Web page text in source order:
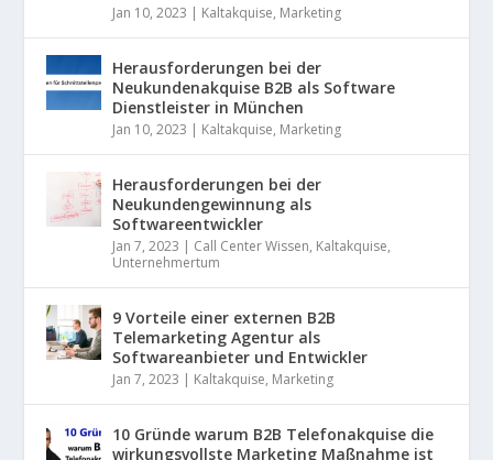
Jan 10, 2023 | Kaltakquise, Marketing
Herausforderungen bei der
Neukundenakquise B2B als Software
Dienstleister in München
Jan 10, 2023 | Kaltakquise, Marketing
Herausforderungen bei der
Neukundengewinnung als
Softwareentwickler
Jan 7, 2023 | Call Center Wissen, Kaltakquise,
Unternehmertum
9 Vorteile einer externen B2B
Telemarketing Agentur als
Softwareanbieter und Entwickler
Jan 7, 2023 | Kaltakquise, Marketing
10 Gründe warum B2B Telefonakquise die
wirkungsvollste Marketing Maßnahme ist